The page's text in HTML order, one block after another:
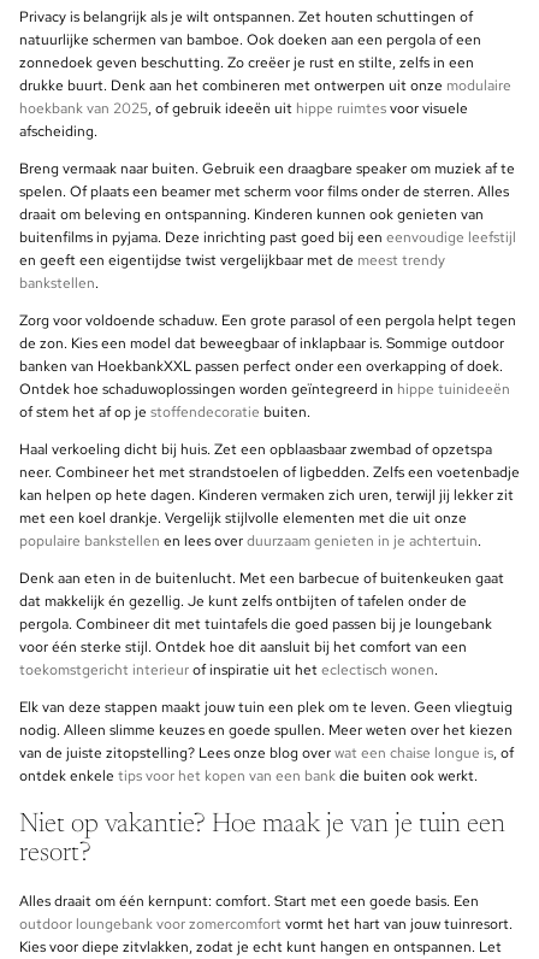
Privacy is belangrijk als je wilt ontspannen. Zet houten schuttingen of
natuurlijke schermen van bamboe. Ook doeken aan een pergola of een
zonnedoek geven beschutting. Zo creëer je rust en stilte, zelfs in een
drukke buurt. Denk aan het combineren met ontwerpen uit onze modulaire
hoekbank van 2025, of gebruik ideeën uit hippe ruimtesvoor visuele
afscheiding.
Breng vermaak naar buiten. Gebruik een draagbare speaker om muziek af te
spelen. Of plaats een beamer met scherm voor films onder de sterren. Alles
draait om beleving en ontspanning. Kinderen kunnen ook genieten van
buitenfilms in pyjama. Deze inrichting past goed bij een eenvoudige leefstijl
en geeft een eigentijdse twist vergelijkbaar met de meest trendy
bankstellen.
Zorg voor voldoende schaduw. Een grote parasol of een pergola helpt tegen
de zon. Kies een model dat beweegbaar of inklapbaar is. Sommige outdoor
banken van HoekbankXXL passen perfect onder een overkapping of doek.
Ontdek hoe schaduwoplossingen worden geïntegreerd in hippe tuinideeën
of stem het af op je stoffendecoratie buiten.
Haal verkoeling dicht bij huis. Zet een opblaasbaar zwembad of opzetspa
neer. Combineer het met strandstoelen of ligbedden. Zelfs een voetenbadje
kan helpen op hete dagen. Kinderen vermaken zich uren, terwijl jij lekker zit
met een koel drankje. Vergelijk stijlvolle elementen met die uit onze
populaire bankstellen en lees overduurzaam genieten in je achtertuin.
Denk aan eten in de buitenlucht. Met een barbecue of buitenkeuken gaat
dat makkelijk én gezellig. Je kunt zelfs ontbijten of tafelen onder de
pergola. Combineer dit met tuintafels die goed passen bij je loungebank
voor één sterke stijl. Ontdek hoe dit aansluit bij het comfort van een
toekomstgericht interieurof inspiratie uit heteclectisch wonen.
Elk van deze stappen maakt jouw tuin een plek om te leven. Geen vliegtuig
nodig. Alleen slimme keuzes en goede spullen. Meer weten over het kiezen
van de juiste zitopstelling? Lees onze blog overwat een chaise longue is, of
ontdek enkele tips voor het kopen van een bankdie buiten ook werkt.
Niet op vakantie? Hoe maak je van je tuin een
resort?
Alles draait om één kernpunt: comfort. Start met een goede basis. Een
outdoor loungebank voor zomercomfort vormt het hart van jouw tuinresort.
Kies voor diepe zitvlakken, zodat je echt kunt hangen en ontspannen. Let